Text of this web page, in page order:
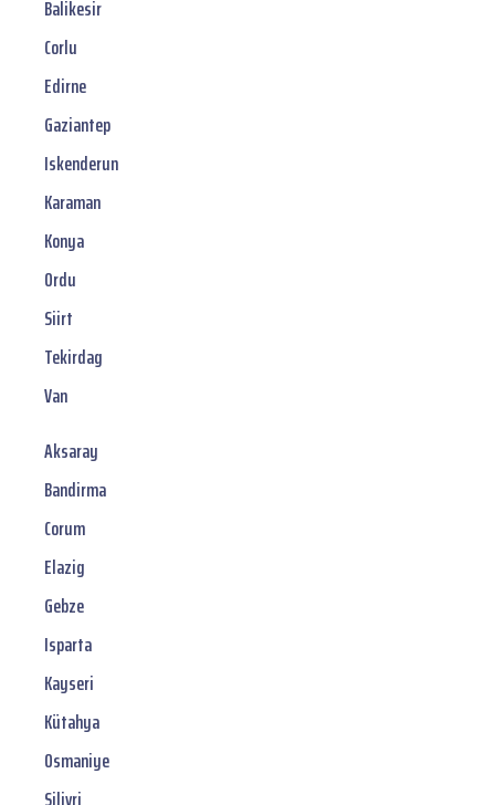
Balikesir
Corlu
Edirne
Gaziantep
Iskenderun
Karaman
Konya
Ordu
Siirt
Tekirdag
Van
Aksaray
Bandirma
Corum
Elazig
Gebze
Isparta
Kayseri
Kütahya
Osmaniye